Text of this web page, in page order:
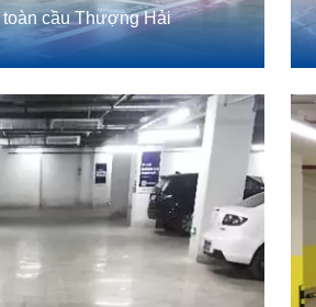
cầu Thượng Hải